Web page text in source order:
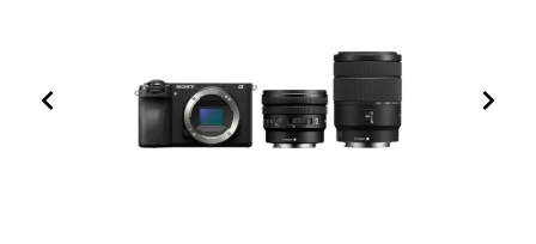
Video & Drohnen
Loading...